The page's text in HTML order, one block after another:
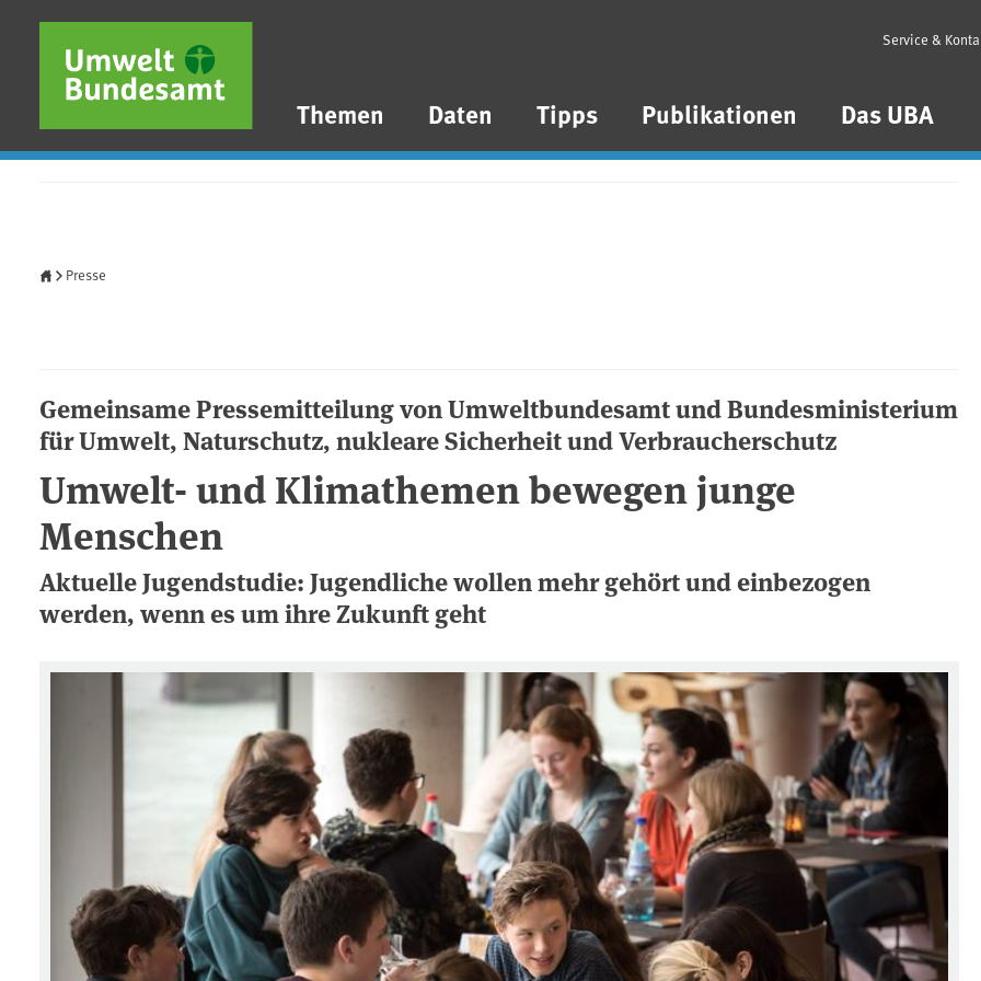
Direkt zum Inhalt
Direkt zum Hauptmenü
Direkt zur Fußzeile
Themen Daten Tipps Publikationen Das UBA
Service &
Presse
Gemeinsame Pressemitteilung von Umweltbundesamt und Bundesministerium
für Umwelt, Naturschutz, nukleare Sicherheit und Verbraucherschutz
Umwelt- und Klimathemen bewegen junge
Menschen
Aktuelle Jugendstudie: Jugendliche wollen mehr gehört und einbezogen
werden, wenn es um ihre Zukunft geht